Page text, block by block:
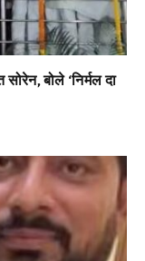
बोले ‘निर्मल दा